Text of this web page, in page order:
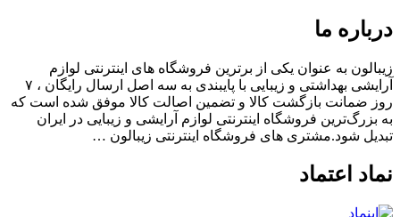
ما
به عنوان یکی از برترین فروشگاه های اینترنتی لوازم
آرایشی بهداشتی و زیبایی با پایبندی به سه اصل ارسال رایگان ، ۷
ضمانت بازگشت کالا و تضمین اصالت کالا موفق شده است که
فروشگاه اینترنتی لوازم آرایشی و زیبایی در ایران
شود.مشتری های فروشگاه اینترنتی زیبالون …
اعتماد